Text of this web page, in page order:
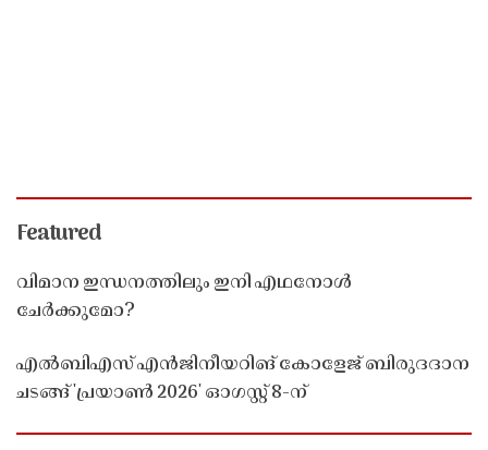
Featured
വിമാന ഇന്ധനത്തിലും ഇനി എഥനോൾ
ചേർക്കുമോ?
എൽബിഎസ് എൻജിനീയറിങ് കോളേജ് ബിരുദദാന
ചടങ്ങ് 'പ്രയാൺ 2026' ഓഗസ്റ്റ് 8-ന്